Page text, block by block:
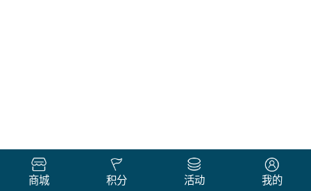
商城 积分 活动 我的